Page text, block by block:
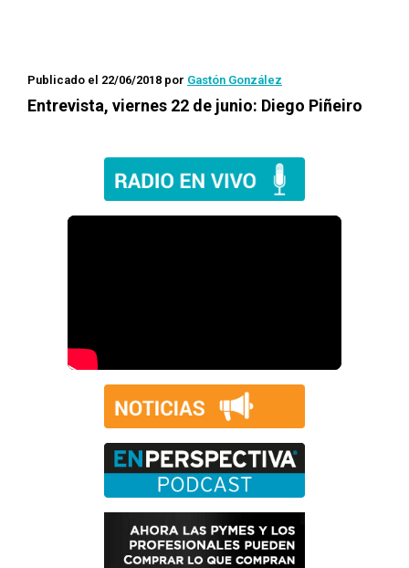
Publicado el 22/06/2018 por Gastón González
Entrevista, viernes 22 de junio: Diego Piñeiro